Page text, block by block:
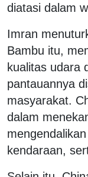
diatasi dalam
Imran
Bambu itu,
kualitas udara
pantauannya
masyarakat.
dalam
kendaraan,